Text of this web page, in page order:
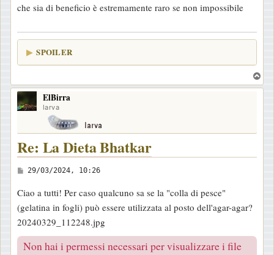
che sia di beneficio è estremamente raro se non impossibile
SPOILER
o
ElBirra
larva
Re: La Dieta Bhatkar
M
s
s
a
g
29/03/2024, 10:26
Ciao a tutti! Per caso qualcuno sa se la "colla di pesce"
(gelatina in fogli) può essere utilizzata al posto dell'agar-agar?
20240329_112248.jpg
Non hai i permessi necessari per visualizzare i file